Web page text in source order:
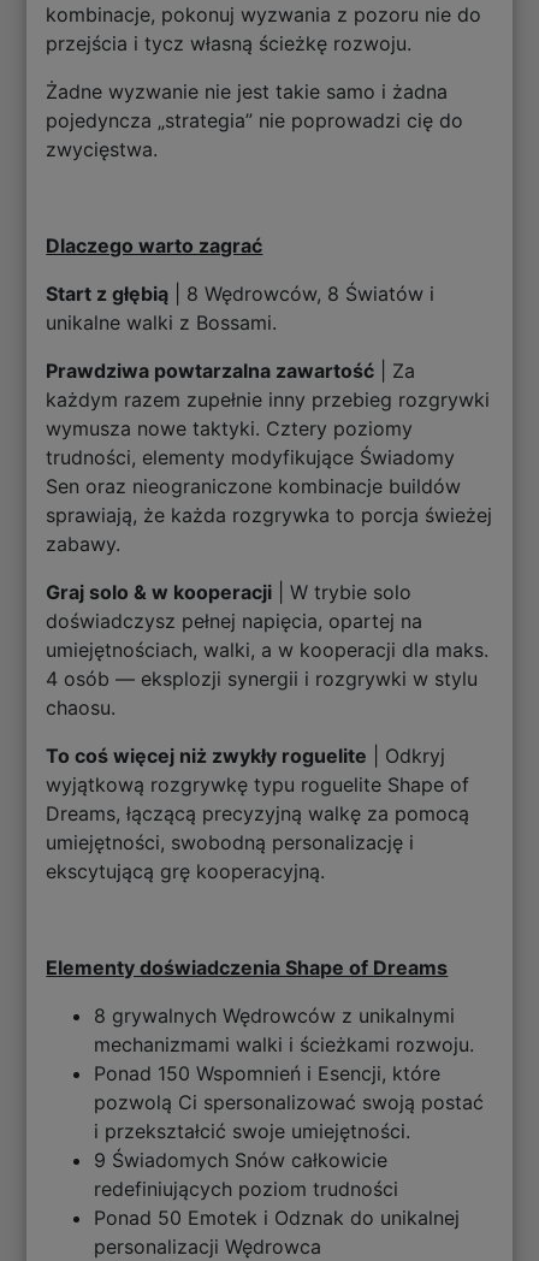
kombinacje, pokonuj wyzwania z pozoru nie do
przejścia i tycz własną ścieżkę rozwoju.
Żadne wyzwanie nie jest takie samo i żadna
pojedyncza „strategia” nie poprowadzi cię do
zwycięstwa.
Dlaczego warto zagrać
Start z głębią | 8 Wędrowców, 8 Światów i
unikalne walki z Bossami.
Prawdziwa powtarzalna zawartość | Za
każdym razem zupełnie inny przebieg rozgrywki
wymusza nowe taktyki. Cztery poziomy
trudności, elementy modyfikujące Świadomy
Sen oraz nieograniczone kombinacje buildów
sprawiają, że każda rozgrywka to porcja świeżej
zabawy.
Graj solo & w kooperacji | W trybie solo
doświadczysz pełnej napięcia, opartej na
umiejętnościach, walki, a w kooperacji dla maks.
4 osób — eksplozji synergii i rozgrywki w stylu
chaosu.
To coś więcej niż zwykły roguelite | Odkryj
wyjątkową rozgrywkę typu roguelite Shape of
Dreams, łączącą precyzyjną walkę za pomocą
umiejętności, swobodną personalizację i
ekscytującą grę kooperacyjną.
Elementy doświadczenia Shape of Dreams
8 grywalnych Wędrowców z unikalnymi
mechanizmami walki i ścieżkami rozwoju.
Ponad 150 Wspomnień i Esencji, które
pozwolą Ci spersonalizować swoją postać
i przekształcić swoje umiejętności.
9 Świadomych Snów całkowicie
redefiniujących poziom trudności
Ponad 50 Emotek i Odznak do unikalnej
personalizacji Wędrowca